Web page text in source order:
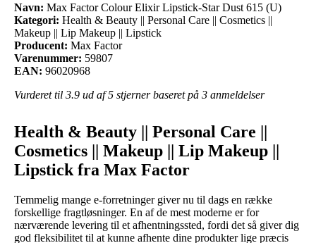
Navn: Max Factor Colour Elixir Lipstick-Star Dust 615 (U)
Kategori: Health & Beauty || Personal Care || Cosmetics ||
Makeup || Lip Makeup || Lipstick
Producent: Max Factor
Varenummer: 59807
EAN: 96020968
Vurderet til 3.9 ud af 5 stjerner baseret på 3 anmeldelser
Health & Beauty || Personal Care ||
Cosmetics || Makeup || Lip Makeup ||
Lipstick fra Max Factor
Temmelig mange e-forretninger giver nu til dags en række
forskellige fragtløsninger. En af de mest moderne er for
nærværende levering til et afhentningssted, fordi det så giver dig
god fleksibilitet til at kunne afhente dine produkter lige præcis